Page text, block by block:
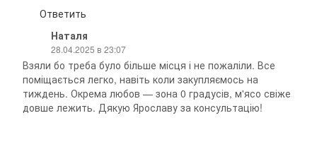
Ответить
Наталя
28.04.2025 в 23:07
Взяли бо треба було більше місця і не пожаліли. Все
поміщається легко, навіть коли закупляємось на
тиждень. Окрема любов — зона 0 градусів, м'ясо свіже
довше лежить. Дякую Ярославу за консультацію!